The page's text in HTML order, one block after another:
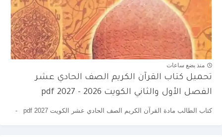
منذ بضع ساعات
تحميل كتاب القرآن الكريم الصف الحادي عشر
الفصل الأول والثاني الكويت 2026 - 2027 pdf
كتاب الطالب مادة القرآن الكريم الصف الحادي عشر الكويت pdf 2027 -